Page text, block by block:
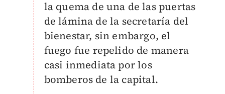
la quema de una de las puertas
de lámina de la secretaría del
bienestar, sin embargo, el
fuego fue repelido de manera
casi inmediata por los
bomberos de la capital.